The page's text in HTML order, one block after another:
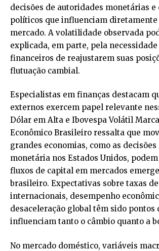
decisões de autoridades monetárias e
políticos que influenciam diretamente
mercado. A volatilidade observada
explicada, em parte, pela
financeiros de reajustarem suas
flutuação cambial.
Especialistas em finanças destacam
externos exercem papel relevante
Dólar em Alta e Ibovespa Volátil
Econômico Brasileiro ressalta que
grandes economias, como as
monetária nos Estados Unidos,
fluxos de capital em mercados
brasileiro. Expectativas sobre taxas
internacionais, desempenho
desaceleração global têm sido pontos
influenciam tanto o câmbio quanto a
No mercado doméstico, variáveis